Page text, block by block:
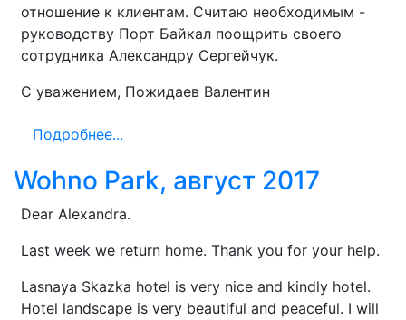
отношение к клиентам. Считаю необходимым -
руководству Порт Байкал поощрить своего
сотрудника Александру Сергейчук.
С уважением, Пожидаев Валентин
Подробнее...
Wohno Park, август 2017
Dear Alexandra.
Last week we return home. Thank you for your help.
Lasnaya Skazka hotel is very nice and kindly hotel.
Hotel landscape is very beautiful and peaceful. I will